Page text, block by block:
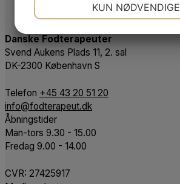
Danske Fodterapeuter
Svend Aukens Plads 11, 2. sal
DK-2300 København S
Telefon +45 43 20 51 20
info@fodterapeut.dk
Åbningstider
Man-tors 9.30 - 15.00
Fredag 9.00 - 14.00
CVR: 27425917
MARKETING
KUN NØDVENDIGE